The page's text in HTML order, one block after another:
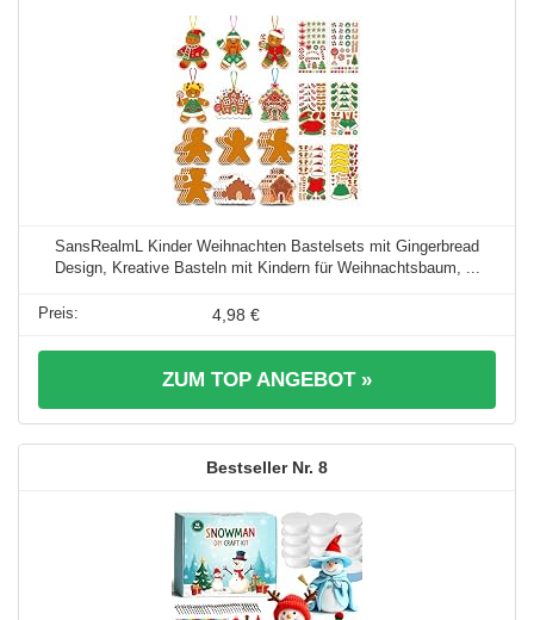
SansRealmL Kinder Weihnachten Bastelsets mit Gingerbread
Design, Kreative Basteln mit Kindern für Weihnachtsbaum, ...
4,98 €
ZUM TOP ANGEBOT »
8